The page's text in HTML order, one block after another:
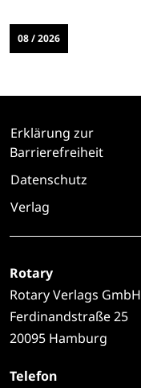
08 / 2026
Erklärung zur
Barrierefreiheit
Datenschutz
Verlag
Rotary
Rotary Verlags GmbH
Ferdinandstraße 25
20095 Hamburg
Telefon